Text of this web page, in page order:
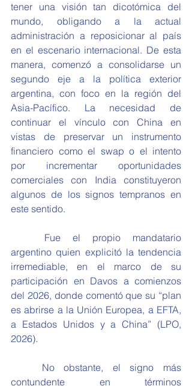
tener una visión tan dicotómica del
mundo, obligando a la actual
administración a reposicionar al país
en el escenario internacional. De esta
manera, comenzó a consolidarse un
segundo eje a la política exterior
argentina, con foco en la región del
Asia-Pacífico. La necesidad de
continuar el vínculo con China en
vistas de preservar un instrumento
financiero como el swap o el intento
por incrementar oportunidades
comerciales con India constituyeron
algunos de los signos tempranos en
este sentido.
argentino quien explicitó la tendencia
irremediable, en el marco de su
participación en Davos a comienzos
del 2026, donde comentó que su “plan
es abrirse a la Unión Europea, a EFTA,
a Estados Unidos y a China” (LPO,
2026).
contundente en términos